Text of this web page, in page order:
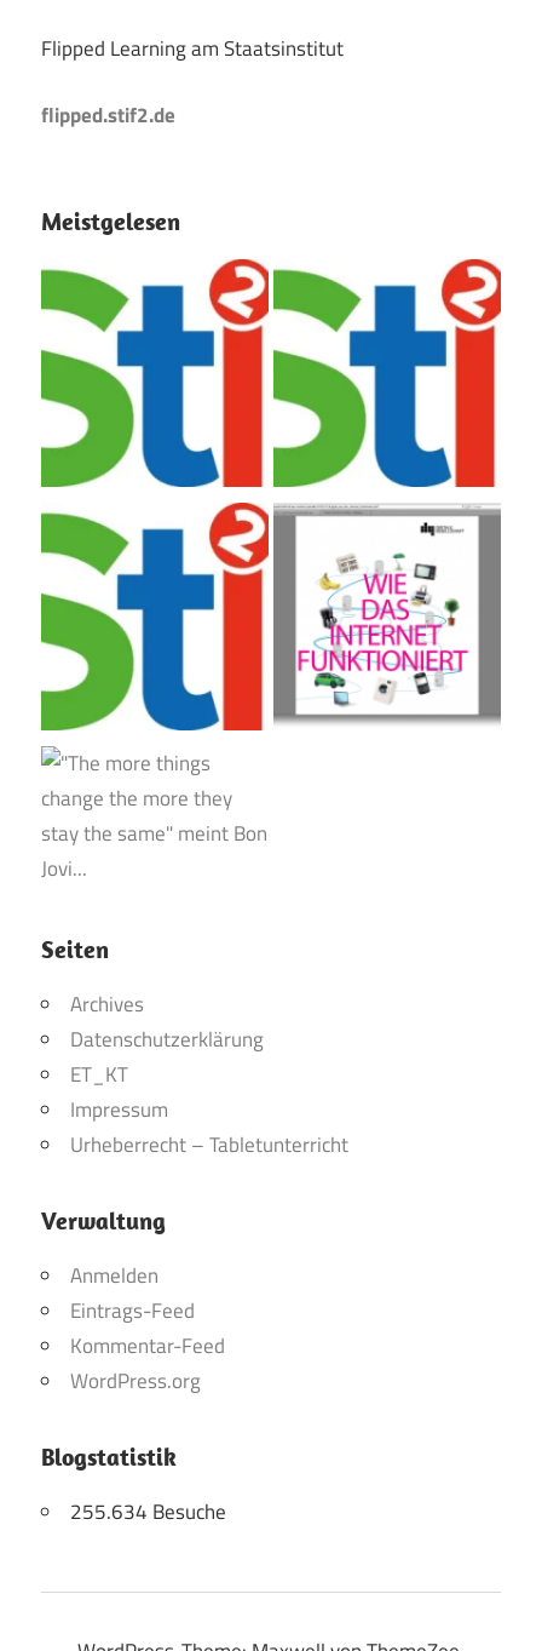
Flipped Learning am Staatsinstitut
flipped.stif2.de
Meistgelesen
Seiten
Archives
Datenschutzerklärung
ET_KT
Impressum
Urheberrecht – Tabletunterricht
Verwaltung
Anmelden
Eintrags-Feed
Kommentar-Feed
WordPress.org
Blogstatistik
255.634 Besuche